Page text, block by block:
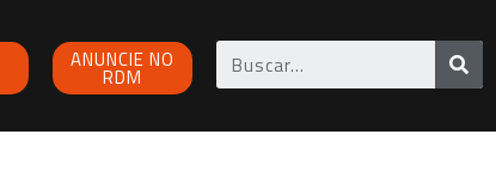
ANUNCIE NO
RDM